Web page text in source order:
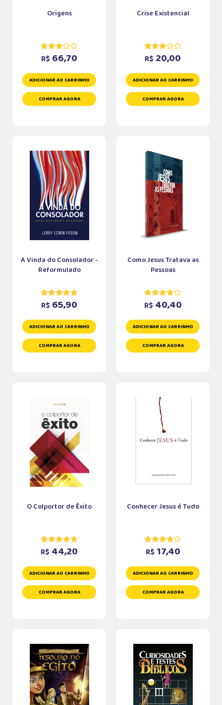
Origens
R$ 66,70
ADICIONAR AO CARRINHO
COMPRAR AGORA
Crise Existencial
R$ 20,00
ADICIONAR AO CARRINHO
COMPRAR AGORA
A Vinda do Consolador -
Reformulado
R$ 65,90
ADICIONAR AO CARRINHO
COMPRAR AGORA
Como Jesus Tratava as
Pessoas
R$ 40,40
ADICIONAR AO CARRINHO
COMPRAR AGORA
O Colportor de Êxito
R$ 44,20
ADICIONAR AO CARRINHO
COMPRAR AGORA
Conhecer Jesus é Tudo
R$ 17,40
ADICIONAR AO CARRINHO
COMPRAR AGORA